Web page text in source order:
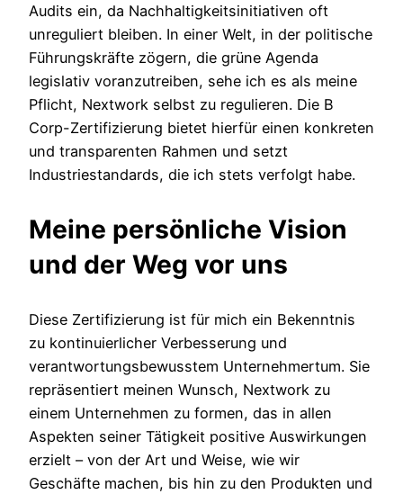
Audits ein, da Nachhaltigkeitsinitiativen oft
unreguliert bleiben. In einer Welt, in der politische
Führungskräfte zögern, die grüne Agenda
legislativ voranzutreiben, sehe ich es als meine
Pflicht, Nextwork selbst zu regulieren. Die B
Corp-Zertifizierung bietet hierfür einen konkreten
und transparenten Rahmen und setzt
Industriestandards, die ich stets verfolgt habe.
Meine persönliche Vision
und der Weg vor uns
Diese Zertifizierung ist für mich ein Bekenntnis
zu kontinuierlicher Verbesserung und
verantwortungsbewusstem Unternehmertum. Sie
repräsentiert meinen Wunsch, Nextwork zu
einem Unternehmen zu formen, das in allen
Aspekten seiner Tätigkeit positive Auswirkungen
erzielt – von der Art und Weise, wie wir
Geschäfte machen, bis hin zu den Produkten und